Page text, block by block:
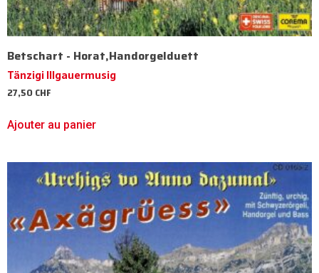
Betschart - Horat,Handorgelduett
Tänzigi Illgauermusig
27,50CHF
Ajouter au panier